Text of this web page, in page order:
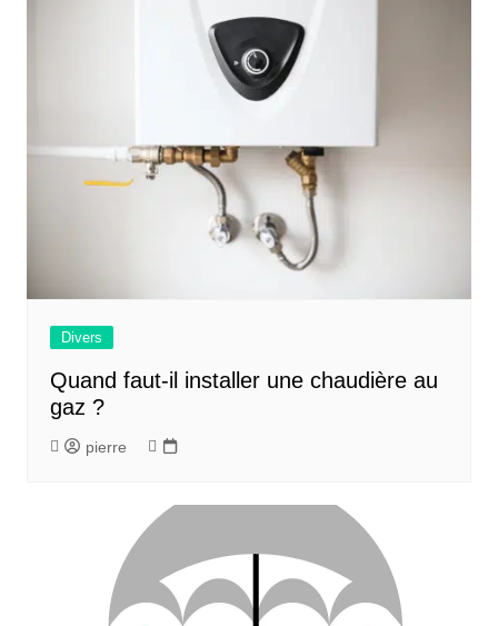
Divers
Quand faut-il installer une chaudière au
gaz ?
pierre